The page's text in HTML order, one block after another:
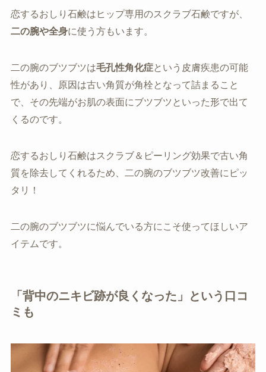
恋するおしり石鹸はヒップ専用のスクラブ石鹸ですが、
二の腕や全身に使う方もいます。
二の腕のブツブツは毛孔性角化症という皮膚疾患の可能
性があり、原因は古い角質が角栓となって詰まること
で、その先端がお肌の表面にブツブツといった形で出て
くるのです。
恋するおしり石鹸はスクラブ＆ピーリング効果で古い角
質を除去してくれるため、二の腕のブツブツ改善にピッ
タリ！
二の腕のブツブツに悩んでいる方にこそ使ってほしいア
イテムです。
「背中のニキビ跡が良くなった」という口コ
ミも